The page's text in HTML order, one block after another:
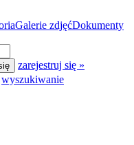
Galerie zdjęćDokumenty
zarejestruj się »
wyszukiwanie